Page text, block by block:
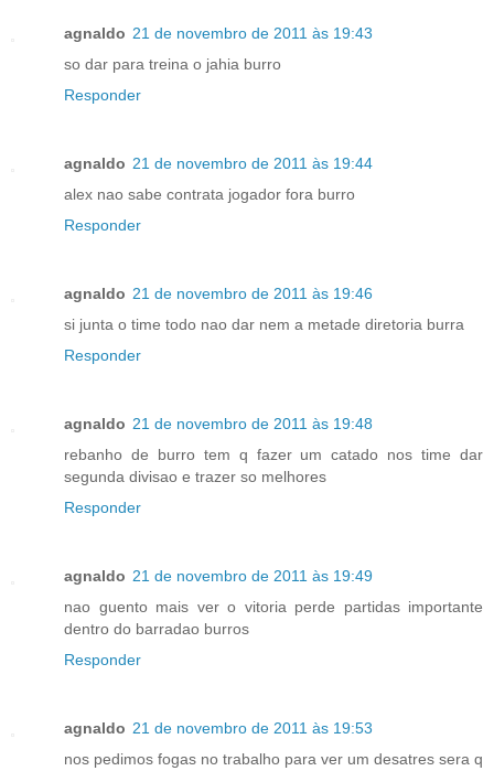
agnaldo 21 de novembro de 2011 às 19:43
so dar para treina o jahia burro
Responder
agnaldo 21 de novembro de 2011 às 19:44
alex nao sabe contrata jogador fora burro
Responder
agnaldo 21 de novembro de 2011 às 19:46
si junta o time todo nao dar nem a metade diretoria burra
Responder
agnaldo 21 de novembro de 2011 às 19:48
rebanho de burro tem q fazer um catado nos time dar
segunda divisao e trazer so melhores
Responder
agnaldo 21 de novembro de 2011 às 19:49
nao guento mais ver o vitoria perde partidas importante
dentro do barradao burros
Responder
agnaldo 21 de novembro de 2011 às 19:53
nos pedimos fogas no trabalho para ver um desatres sera q